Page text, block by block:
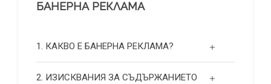
БАНЕРНА РЕКЛАМА
1. КАКВО Е БАНЕРНА РЕКЛАМА?
2. ИЗИСКВАНИЯ ЗА СЪДЪРЖАНИЕТО